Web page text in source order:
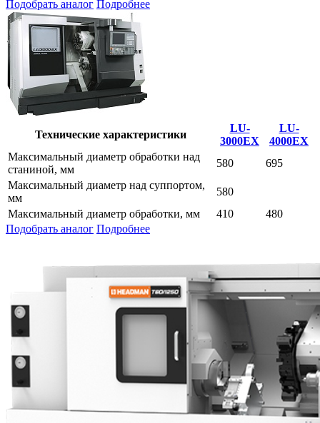
Подобрать аналог Подробнее
Технические характеристики
LU-
3000EX
LU-
4000EX
Максимальный диаметр обработки над
станиной, мм
580
695
Максимальный диаметр над суппортом,
мм
580
Максимальный диаметр обработки, мм
410
480
Подобрать аналог Подробнее